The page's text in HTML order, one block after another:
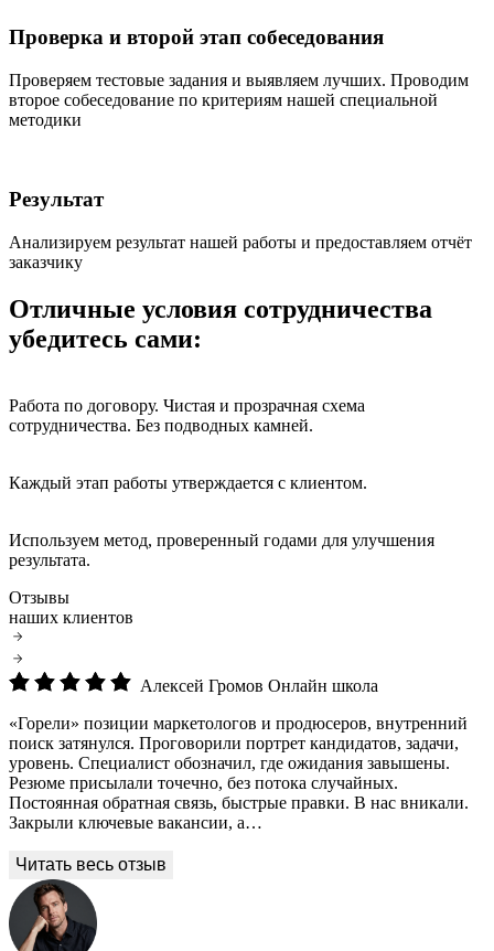
Проверка и второй этап собеседования
Проверяем тестовые задания и выявляем лучших. Проводим
второе собеседование по критериям нашей специальной
методики
Результат
Анализируем результат нашей работы и предоставляем отчёт
заказчику
Отличные условия сотрудничества
убедитесь сами:
Работа по договору. Чистая и прозрачная схема
сотрудничества. Без подводных камней.
Каждый этап работы утверждается с клиентом.
Используем метод, проверенный годами для улучшения
результата.
Отзывы
наших клиентов
Алексей Громов Онлайн школа
«Горели» позиции маркетологов и продюсеров, внутренний
поиск затянулся. Проговорили портрет кандидатов, задачи,
уровень. Специалист обозначил, где ожидания завышены.
Резюме присылали точечно, без потока случайных.
Постоянная обратная связь, быстрые правки. В нас вникали.
Закрыли ключевые вакансии, а…